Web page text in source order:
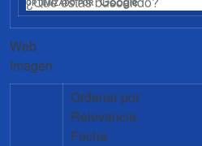
Web
Imagen
Ordenar por
Relevancia
Fecha